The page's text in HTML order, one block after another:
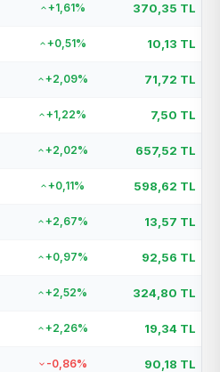
+1,61% 370,35 TL
+0,51% 10,13 TL
+2,09% 71,72 TL
+1,22% 7,50 TL
+2,02% 657,52 TL
+0,11% 598,62 TL
+2,67% 13,57 TL
+0,97% 92,56 TL
+2,52% 324,80 TL
+2,26% 19,34 TL
-0,86% 90,18 TL